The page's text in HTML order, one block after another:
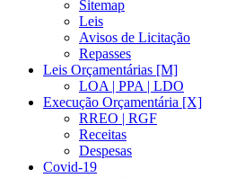
Sitemap
Leis
Avisos de Licitação
Repasses
Leis Orçamentárias [M]
LOA | PPA | LDO
Execução Orçamentária [X]
RREO | RGF
Receitas
Despesas
Covid-19